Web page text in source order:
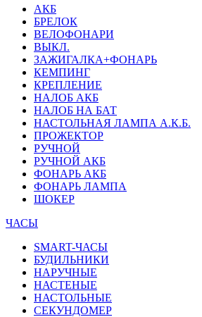
АКБ
БРЕЛОК
ВЕЛОФОНАРИ
ВЫКЛ.
ЗАЖИГАЛКА+ФОНАРЬ
КЕМПИНГ
КРЕПЛЕНИЕ
НАЛОБ АКБ
НАЛОБ НА БАТ
НАСТОЛЬНАЯ ЛАМПА А.К.Б.
ПРОЖЕКТОР
РУЧНОЙ
РУЧНОЙ АКБ
ФОНАРЬ АКБ
ФОНАРЬ ЛАМПА
ШОКЕР
ЧАСЫ
SMART-ЧАСЫ
БУДИЛЬНИКИ
НАРУЧНЫЕ
НАСТЕНЫЕ
НАСТОЛЬНЫЕ
СЕКУНДОМЕР